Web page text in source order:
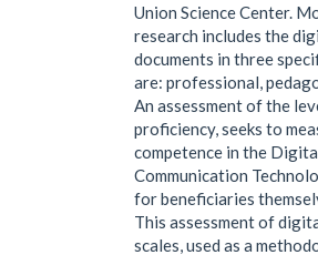
Union Science Center.
research includes the
documents in three
are: professional,
An assessment of the
proficiency, seeks to
competence in the
Communication
for beneficiaries
This assessment of
scales, used as a